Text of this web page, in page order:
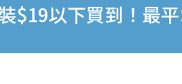
$19以下買到！最